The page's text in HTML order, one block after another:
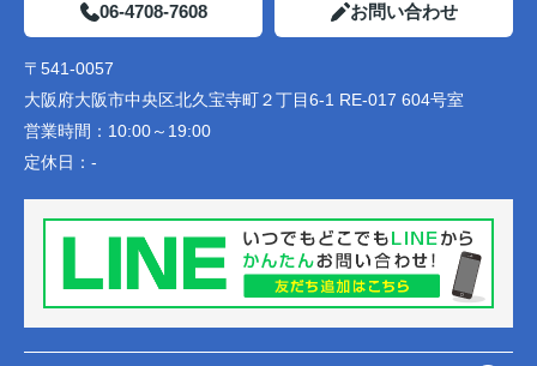
06-4708-7608 お問い合わせ
〒541-0057
大阪府大阪市中央区北久宝寺町２丁目6-1 RE-017 604号室
営業時間： 10:00～19:00
定休日： -